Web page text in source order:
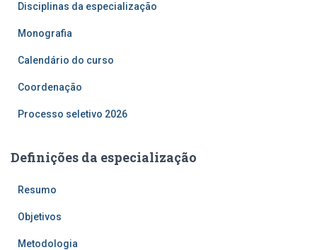
Disciplinas da especialização
Monografia
Calendário do curso
Coordenação
Processo seletivo 2026
Definições da especialização
Resumo
Objetivos
Metodologia